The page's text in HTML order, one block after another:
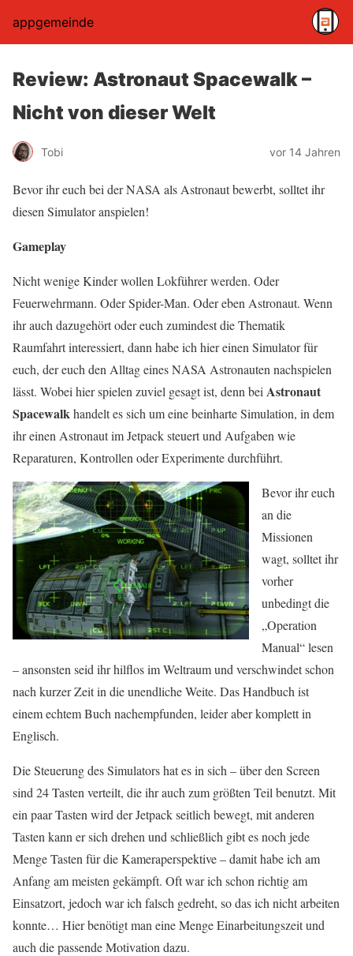
appgemeinde
Review: Astronaut Spacewalk –
Nicht von dieser Welt
Tobi vor 14 Jahren
Bevor ihr euch bei der NASA als Astronaut bewerbt, solltet ihr
diesen Simulator anspielen!
Gameplay
Nicht wenige Kinder wollen Lokführer werden. Oder
Feuerwehrmann. Oder Spider-Man. Oder eben Astronaut. Wenn
ihr auch dazugehört oder euch zumindest die Thematik
Raumfahrt interessiert, dann habe ich hier einen Simulator für
euch, der euch den Alltag eines NASA Astronauten nachspielen
lässt. Wobei hier spielen zuviel gesagt ist, denn bei Astronaut
Spacewalkhandelt es sich um eine beinharte Simulation, in dem
ihr einen Astronaut im Jetpack steuert und Aufgaben wie
Reparaturen, Kontrollen oder Experimente durchführt.
Bevor ihr euch
an die
Missionen
wagt, solltet ihr
vorher
unbedingt die
„Operation
Manual“ lesen
– ansonsten seid ihr hilflos im Weltraum und verschwindet schon
nach kurzer Zeit in die unendliche Weite. Das Handbuch ist
einem echtem Buch nachempfunden, leider aber komplett in
Englisch.
Die Steuerung des Simulators hat es in sich – über den Screen
sind 24 Tasten verteilt, die ihr auch zum größten Teil benutzt. Mit
ein paar Tasten wird der Jetpack seitlich bewegt, mit anderen
Tasten kann er sich drehen und schließlich gibt es noch jede
Menge Tasten für die Kameraperspektive – damit habe ich am
Anfang am meisten gekämpft. Oft war ich schon richtig am
Einsatzort, jedoch war ich falsch gedreht, so das ich nicht arbeiten
konnte… Hier benötigt man eine Menge Einarbeitungszeit und
auch die passende Motivation dazu.